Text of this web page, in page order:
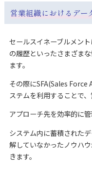
営業組織におけるデー
セールスイネーブルメン
の履歴といったさまざま
ます。
その際にSFA(Sales
ステムを利用することで
アプローチ先を効率的に
システム内に蓄積された
解していなかったノウハ
きます。